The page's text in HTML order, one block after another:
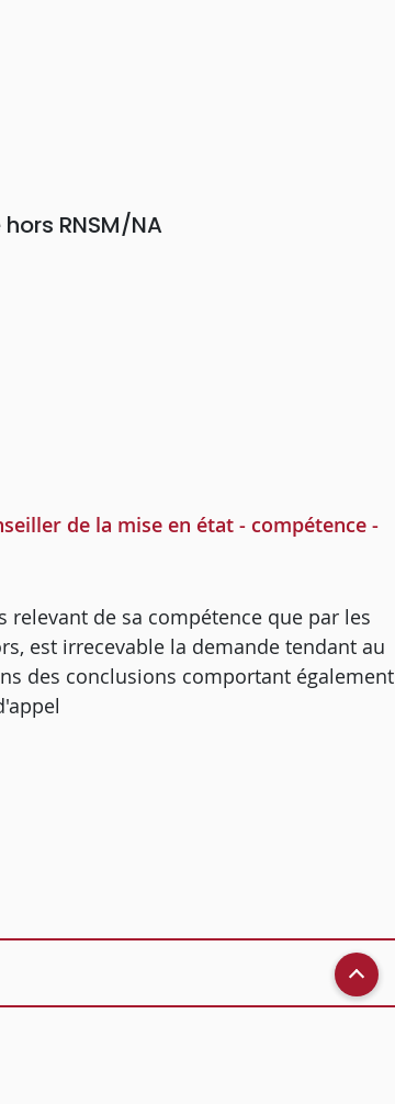
RNSM/NA
de la mise en état - compétence -
relevant de sa compétence que par les
est irrecevable la demande tendant au
des conclusions comportant également